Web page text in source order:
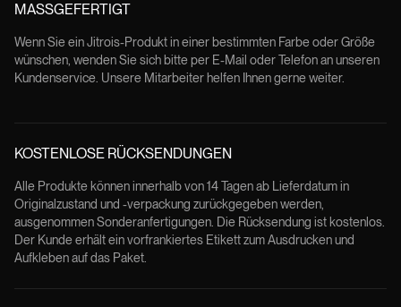
MASSGEFERTIGT
Wenn Sie ein Jitrois-Produkt in einer bestimmten Farbe oder Größe
wünschen, wenden Sie sich bitte per E-Mail oder Telefon an unseren
Kundenservice. Unsere Mitarbeiter helfen Ihnen gerne weiter.
KOSTENLOSE RÜCKSENDUNGEN
Alle Produkte können innerhalb von 14 Tagen ab Lieferdatum in
Originalzustand und -verpackung zurückgegeben werden,
ausgenommen Sonderanfertigungen. Die Rücksendung ist kostenlos.
Der Kunde erhält ein vorfrankiertes Etikett zum Ausdrucken und
Aufkleben auf das Paket.